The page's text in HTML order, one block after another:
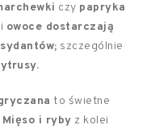
czy papryka
owoce dostarczają
szczególnie
to świetne
Mięso i ryby z kolei